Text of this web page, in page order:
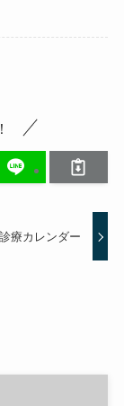
療カレンダー